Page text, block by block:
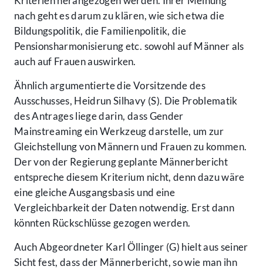
nach geht es darum zu klären, wie sich etwa die
Bildungspolitik, die Familienpolitik, die
Pensionsharmonisierung etc. sowohl auf Männer als
auch auf Frauen auswirken.
Ähnlich argumentierte die Vorsitzende des
Ausschusses, Heidrun Silhavy (S). Die Problematik
des Antrages liege darin, dass Gender
Mainstreaming ein Werkzeug darstelle, um zur
Gleichstellung von Männern und Frauen zu kommen.
Der von der Regierung geplante Männerbericht
entspreche diesem Kriterium nicht, denn dazu wäre
eine gleiche Ausgangsbasis und eine
Vergleichbarkeit der Daten notwendig. Erst dann
könnten Rückschlüsse gezogen werden.
Auch Abgeordneter Karl Öllinger (G) hielt aus seiner
Sicht fest, dass der Männerbericht, so wie man ihn